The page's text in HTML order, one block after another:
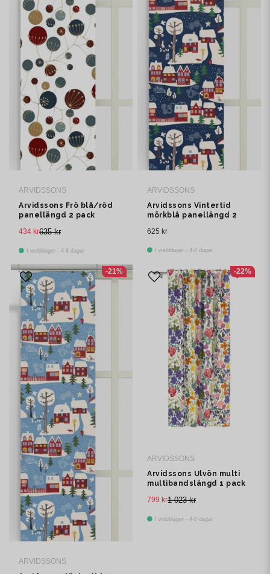
ARVIDSSONS
Arvidssons Frö blå/röd
panellängd 2 pack
635 kr
434 kr
I webblager - 4-8 dagar
ARVIDSSONS
Arvidssons Vintertid
mörkblå panellängd 2
625 kr
I webblager - 4-8 dagar
ARVIDSSONS
-21%
ARVIDSSONS
Arvidssons Ulvön multi
multibandslängd 1 pack
1 023 kr
799 kr
I webblager - 4-8 dagar
-22%